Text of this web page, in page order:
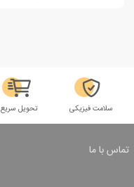
سلامت فیزیکی تحویل سریع
تماس با ما